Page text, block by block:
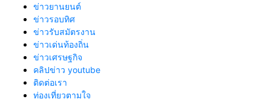
ข่าวยานยนต์
ข่าวรอบทิศ
ข่าวรับสมัตรงาน
ข่าวเด่นท้องถิ่น
ข่าวเศรษฐกิจ
คลิปข่าว youtube
ติดต่อเรา
ท่องเที่ยวตามใจ